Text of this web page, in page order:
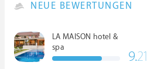
NEUE BEWERTUNGEN
LA MAISON hotel &
spa
9.21